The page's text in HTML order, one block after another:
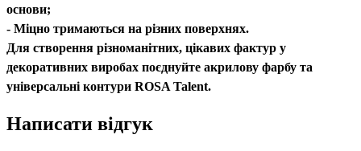
основи;
- Міцно тримаються на різних поверхнях.
Для створення різноманітних, цікавих фактур у
декоративних виробах поєднуйте акрилову фарбу та
універсальні контури ROSA Talent.
Написати відгук